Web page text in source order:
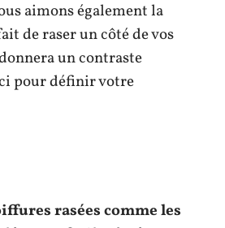
aimons également la
de raser un côté de vos
un contraste
pour définir votre
rasées comme les